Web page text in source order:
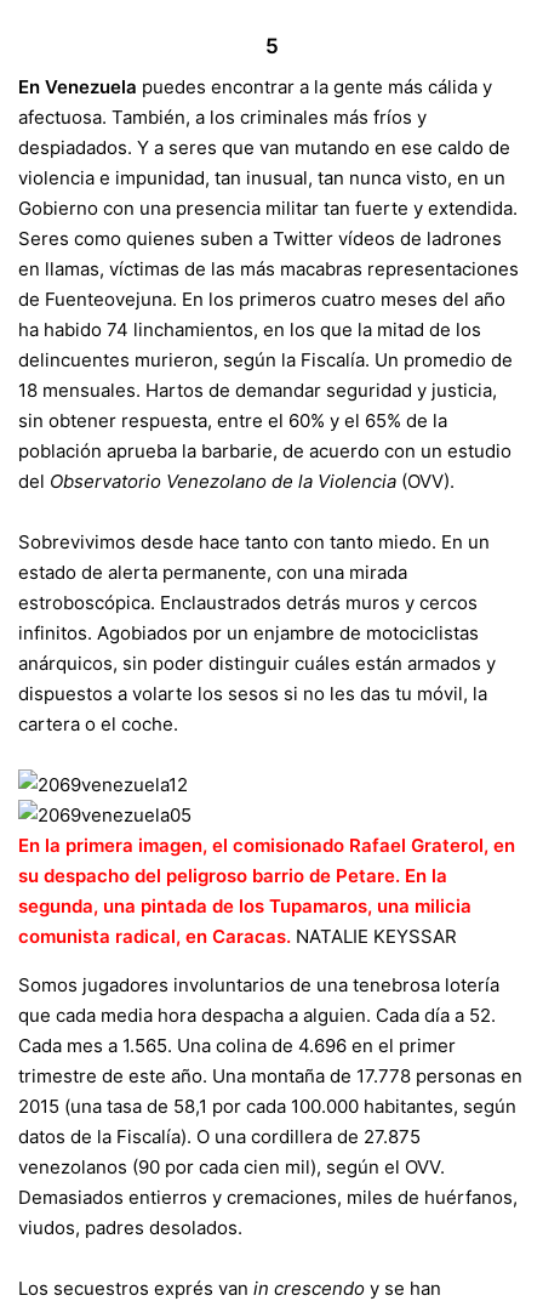
5
En Venezuela puedes encontrar a la gente más cálida y
afectuosa. También, a los criminales más fríos y
despiadados. Y a seres que van mutando en ese caldo de
violencia e impunidad, tan inusual, tan nunca visto, en un
Gobierno con una presencia militar tan fuerte y extendida.
Seres como quienes suben a Twitter vídeos de ladrones
en llamas, víctimas de las más macabras representaciones
de Fuenteovejuna. En los primeros cuatro meses del año
ha habido 74 linchamientos, en los que la mitad de los
delincuentes murieron, según la Fiscalía. Un promedio de
18 mensuales. Hartos de demandar seguridad y justicia,
sin obtener respuesta, entre el 60% y el 65% de la
población aprueba la barbarie, de acuerdo con un estudio
del Observatorio Venezolano de la Violencia (OVV).
Sobrevivimos desde hace tanto con tanto miedo. En un
estado de alerta permanente, con una mirada
estroboscópica. Enclaustrados detrás muros y cercos
infinitos. Agobiados por un enjambre de motociclistas
anárquicos, sin poder distinguir cuáles están armados y
dispuestos a volarte los sesos si no les das tu móvil, la
cartera o el coche.
En la primera imagen, el comisionado Rafael Graterol, en
su despacho del peligroso barrio de Petare. En la
segunda, una pintada de los Tupamaros, una milicia
comunista radical, en Caracas. NATALIE KEYSSAR
Somos jugadores involuntarios de una tenebrosa lotería
que cada media hora despacha a alguien. Cada día a 52.
Cada mes a 1.565. Una colina de 4.696 en el primer
trimestre de este año. Una montaña de 17.778 personas en
2015 (una tasa de 58,1 por cada 100.000 habitantes, según
datos de la Fiscalía). O una cordillera de 27.875
venezolanos (90 por cada cien mil), según el OVV.
Demasiados entierros y cremaciones, miles de huérfanos,
viudos, padres desolados.
Los secuestros exprés van in crescendo y se han